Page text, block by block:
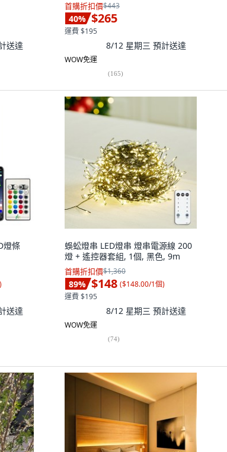
送達
首購折扣價$443
40% $265
運費 $195
8/12 星期三 預計送達
WOW免運
(165)
燈條
)
送達
蜈蚣燈串 LED燈串 燈串電源線 200
燈 + 遙控器套組, 1個, 黑色, 9m
首購折扣價$1,360
89% $148 ($148.00/1個)
運費 $195
8/12 星期三 預計送達
WOW免運
(74)